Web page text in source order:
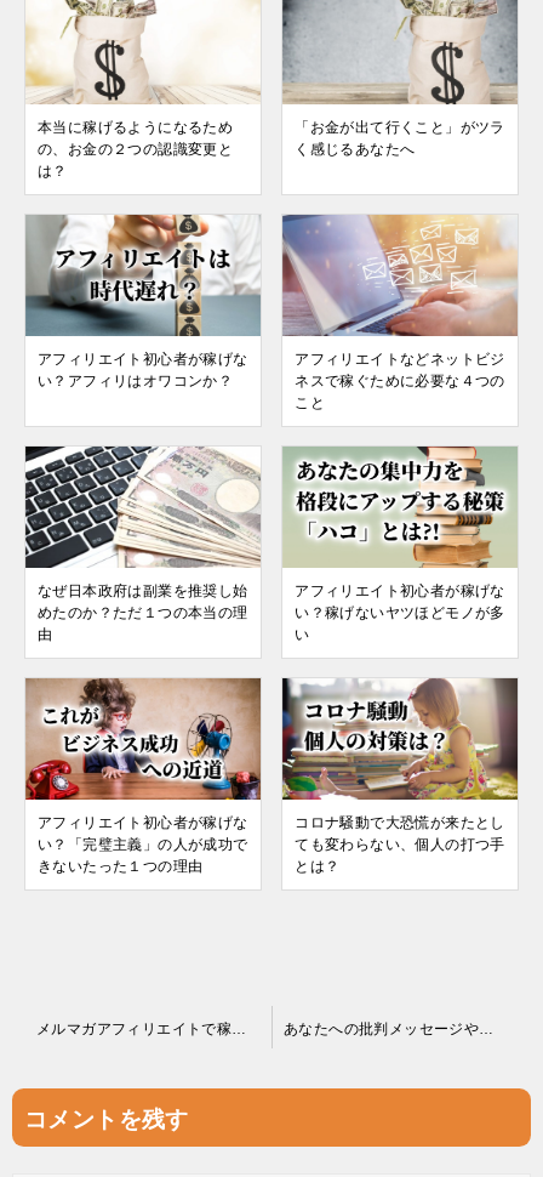
本当に稼げるようになるため
の、お金の２つの認識変更と
は？
「お金が出て行くこと」がツラ
く感じるあなたへ
アフィリエイト初心者が稼げな
い？アフィリはオワコンか？
アフィリエイトなどネットビジ
ネスで稼ぐために必要な４つの
こと
なぜ日本政府は副業を推奨し始
めたのか？ただ１つの本当の理
由
アフィリエイト初心者が稼げな
い？稼げないヤツほどモノが多
い
アフィリエイト初心者が稼げな
い？「完璧主義」の人が成功で
きないたった１つの理由
コロナ騒動で大恐慌が来たとし
ても変わらない、個人の打つ手
とは？
ナ
ビ
コメントを残す